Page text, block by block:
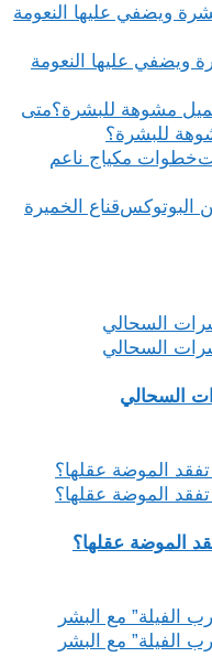
ويضفي عليها النعومة
متى
للبشرة؟
خطوات مكياج ناعم
قناع الخميرة
السحالي